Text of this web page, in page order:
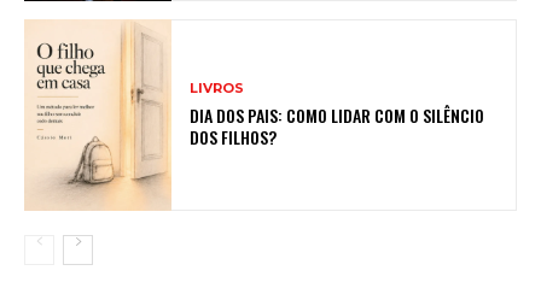
LIVROS
DIA DOS PAIS: COMO LIDAR COM O SILÊNCIO
DOS FILHOS?